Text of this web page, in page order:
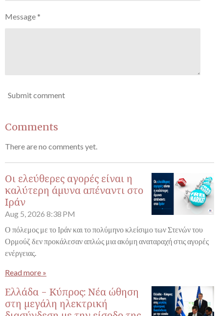
Message *
Submit comment
Comments
There are no comments yet.
Οι ελεύθερες αγορές είναι η
καλύτερη άμυνα απέναντι στο
Ιράν
Aug 5, 2026 8:38 PM
Ο πόλεμος με το Ιράν και το πολύμηνο κλείσιμο των Στενών του
Ορμούζ δεν προκάλεσαν απλώς μια ακόμη αναταραχή στις αγορές
ενέργειας.
Read more »
Ελλάδα - Κύπρος: Νέα ώθηση
στη μεγάλη ηλεκτρική